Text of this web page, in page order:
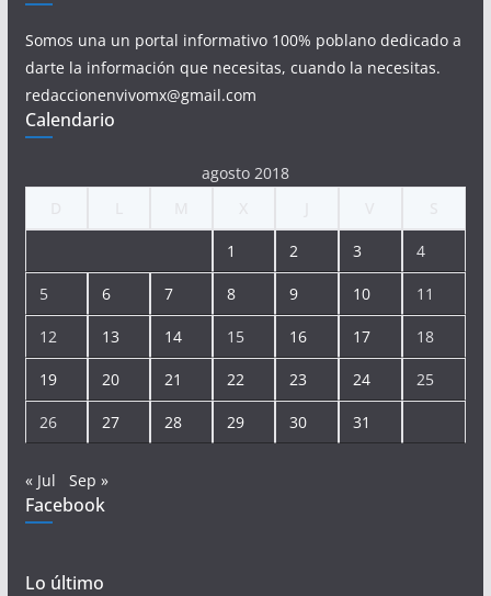
Somos una un portal informativo 100% poblano dedicado a
darte la información que necesitas, cuando la necesitas.
redaccionenvivomx@gmail.com
Calendario
agosto 2018
1 2 3 4
5 6 7 8 9 10 11
12 13 14 15 16 17 18
19 20 21 22 23 24 25
26 27 28 29 30 31
« Jul Sep »
Facebook
Lo último